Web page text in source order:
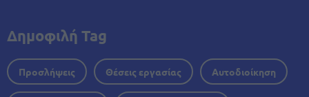
Δημοφιλή Tag
Προσλήψεις Θέσεις εργασίας Αυτοδιοίκηση